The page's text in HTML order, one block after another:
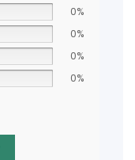
0%
0%
0%
0%